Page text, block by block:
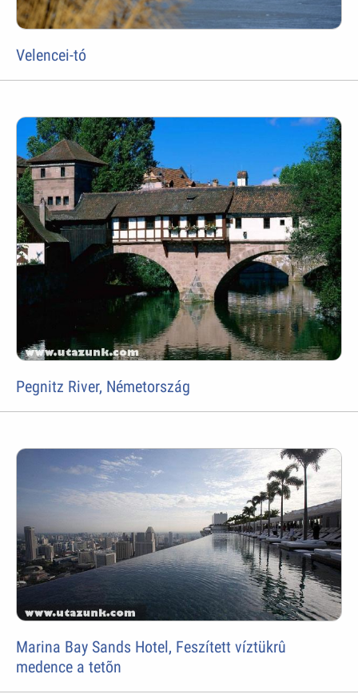
Velencei-tó
Pegnitz River, Németország
Marina Bay Sands Hotel, Feszített víztükrû
medence a tetõn